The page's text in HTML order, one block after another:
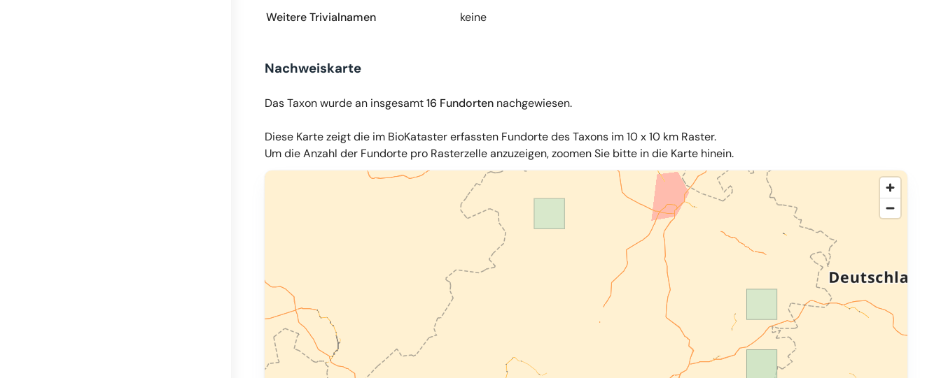
Weitere Trivialnamen
keine
Nachweiskarte
Das Taxon wurde an insgesamt16 Fundorten nachgewiesen.
Diese Karte zeigt die im BioKataster erfassten Fundorte des Taxons im 10 x 10 km Raster.
Um die Anzahl der Fundorte pro Rasterzelle anzuzeigen, zoomen Sie bitte in die Karte hinein.
© OpenMapTiles OpenStreetMap,34u GmbH